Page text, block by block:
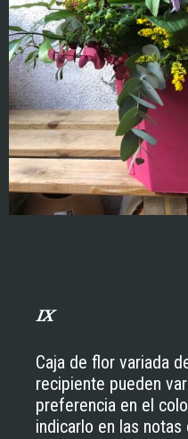
IX
Caja de flor variada
recipiente pueden
preferencia en el
indicarlo en las notas